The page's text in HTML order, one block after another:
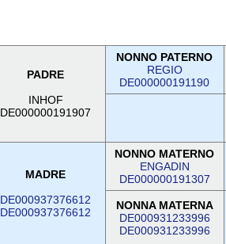
PADRE
INHOF
DE000000191907
NONNO PATERNO
REGIO
DE000000191190
MADRE
DE000937376612
DE000937376612
NONNO MATERNO
ENGADIN
DE000000191307
NONNA MATERNA
DE000931233996
DE000931233996